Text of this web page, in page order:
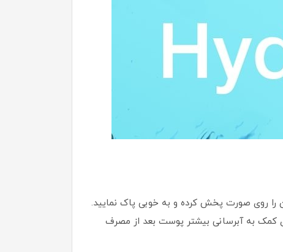
را روی صورت پخش کرده و به خوبی پاک نمایید.
کمک به آبرسانی بیشتر پوست بعد از مصرف